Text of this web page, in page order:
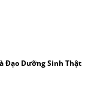
Đạo Dưỡng Sinh Thật